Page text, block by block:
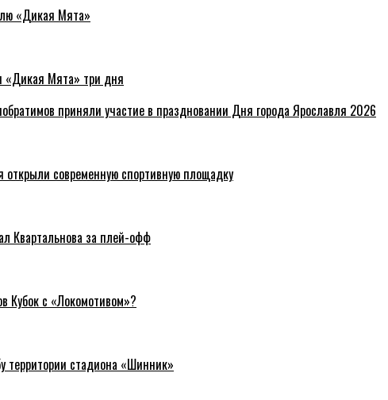
«Дикая Мята»
«Дикая Мята» три дня
приняли участие в праздновании Дня города Ярославля 2026
современную спортивную площадку
Квартальнова за плей-офф
Кубок с «Локомотивом»?
территории стадиона «Шинник»